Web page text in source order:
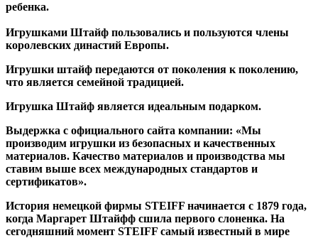
ребенка.
Игрушками Штайф пользовались и пользуются члены
королевских династий Европы.
Игрушки штайф передаются от поколения к поколению,
что является семейной традицией.
Игрушка Штайф является идеальным подарком.
Выдержка с официального сайта компании: «Мы
производим игрушки из безопасных и качественных
материалов. Качество материалов и производства мы
ставим выше всех международных стандартов и
сертификатов».
История немецкой фирмы STEIFF начинается с 1879 года,
когда Маргарет Штайфф сшила первого слоненка. На
сегодняшний момент STEIFF самый известный в мире